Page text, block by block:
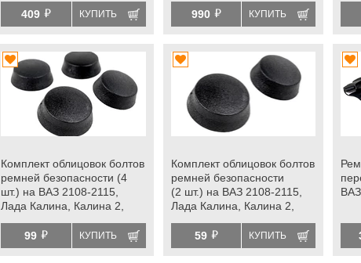
409 й КУПИТЬ 990 й КУПИТЬ
Комплект облицовок болтов
ремней безопасности (4
шт.) на ВАЗ 2108-2115,
Лада Калина, Калина 2,
Нива 4х4, Нива Легенд,
Веста, Икс Рей, Ларгус,
99 й КУПИТЬ
Комплект облицовок болтов
ремней безопасности
(2 шт.) на ВАЗ 2108-2115,
Лада Калина, Калина 2,
Нива 4х4, Нива Легенд,
Веста, Икс Рей, Ларгус,
59 й КУПИТЬ